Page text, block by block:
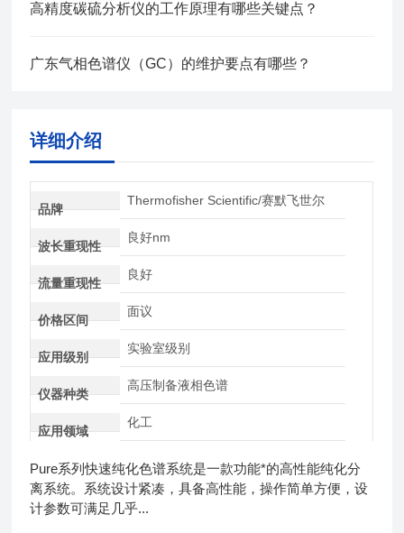
高精度碳硫分析仪的工作原理有哪些关键点？
广东气相色谱仪（GC）的维护要点有哪些？
详细介绍
品牌
Thermofisher Scientific/赛默飞世尔
波长重现性
良好nm
流量重现性
良好
价格区间
面议
应用级别
实验室级别
仪器种类
高压制备液相色谱
应用领域
化工
Pure系列快速纯化色谱系统是一款功能*的高性能纯化分
离系统。系统设计紧凑，具备高性能，操作简单方便，设
计参数可满足几乎...